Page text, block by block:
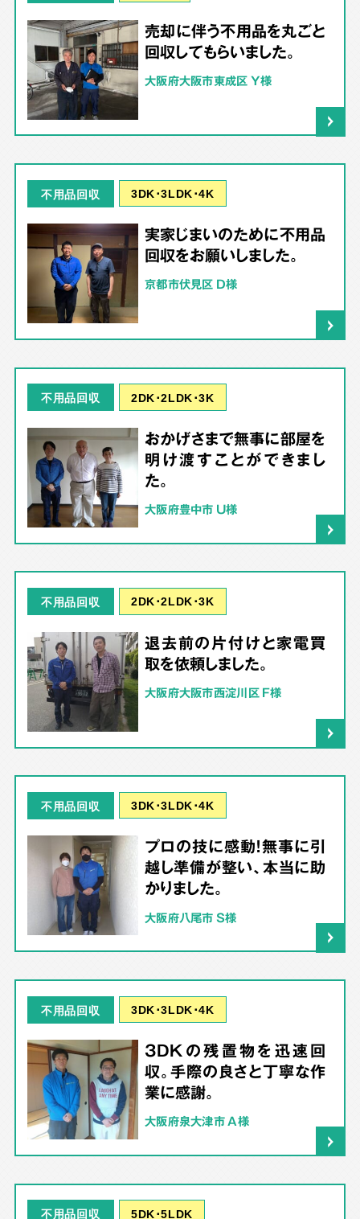
売却に伴う不用品を丸ごと
回収してもらいました。
大阪府大阪市東成区 Y様
不用品回収 3DK･3LDK･4K
実家じまいのために不用品
回収をお願いしました。
京都市伏見区 D様
不用品回収 2DK･2LDK･3K
おかげさまで無事に部屋を
明け渡すことができまし
た。
大阪府豊中市 U様
不用品回収 2DK･2LDK･3K
退去前の片付けと家電買
取を依頼しました。
大阪府大阪市西淀川区 F様
不用品回収 3DK･3LDK･4K
プロの技に感動！無事に引
越し準備が整い、本当に助
かりました。
大阪府八尾市 S様
不用品回収 3DK･3LDK･4K
3DKの残置物を迅速回
収。手際の良さと丁寧な作
業に感謝。
大阪府泉大津市 A様
不用品回収 5DK･5LDK